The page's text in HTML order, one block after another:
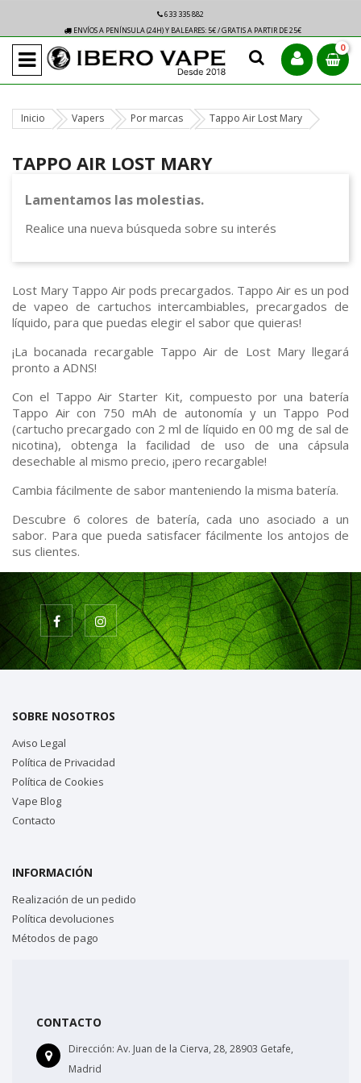
633 335 882
ENVÍOS A PENÍNSULA (24H) Y BALEARES: 5€ / GRATIS A PARTIR DE 25€
0
Inicio Vapers Por marcas Tappo Air Lost Mary
TAPPO AIR LOST MARY
Lamentamos las molestias.
Realice una nueva búsqueda sobre su interés
Lost Mary Tappo Air pods precargados. Tappo Air es un pod
de vapeo de cartuchos intercambiables, precargados de
líquido, para que puedas elegir el sabor que quieras!
¡La bocanada recargable Tappo Air de Lost Mary llegará
pronto a ADNS!
Con el Tappo Air Starter Kit, compuesto por una batería
Tappo Air con 750 mAh de autonomía y un Tappo Pod
(cartucho precargado con 2 ml de líquido en 00 mg de sal de
nicotina), obtenga la facilidad de uso de una cápsula
desechable al mismo precio, ¡pero recargable!
Cambia fácilmente de sabor manteniendo la misma batería.
Descubre 6 colores de batería, cada uno asociado a un
sabor. Para que pueda satisfacer fácilmente los antojos de
sus clientes.
SOBRE NOSOTROS
Aviso Legal
Política de Privacidad
Política de Cookies
Vape Blog
Contacto
INFORMACIÓN
Realización de un pedido
Política devoluciones
Métodos de pago
CONTACTO
Dirección: Av. Juan de la Cierva, 28, 28903 Getafe,
Madrid